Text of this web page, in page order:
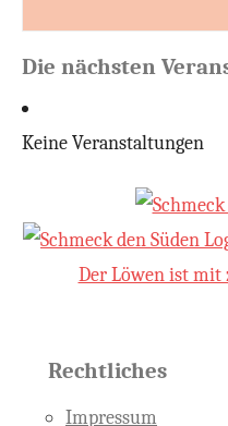
Die nächsten
Keine Veranstaltungen
Der Löwen ist
Rechtliches
Impressum